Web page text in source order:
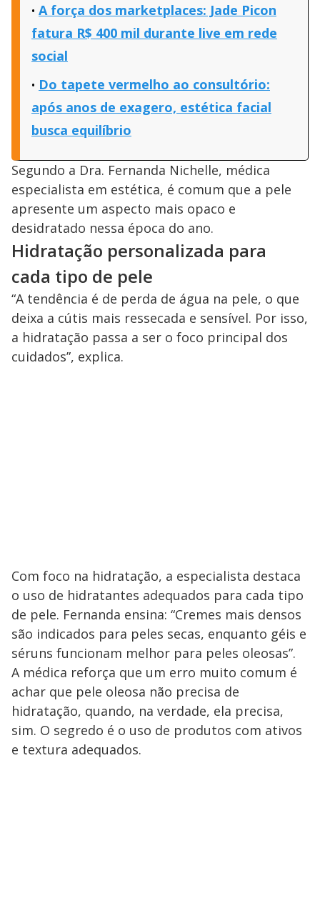
A força dos marketplaces: Jade Picon
fatura R$ 400 mil durante live em rede
social
Do tapete vermelho ao consultório:
após anos de exagero, estética facial
busca equilíbrio
Segundo a Dra. Fernanda Nichelle, médica
especialista em estética, é comum que a pele
apresente um aspecto mais opaco e
desidratado nessa época do ano.
Hidratação personalizada para
cada tipo de pele
“A tendência é de perda de água na pele, o que
deixa a cútis mais ressecada e sensível. Por isso,
a hidratação passa a ser o foco principal dos
cuidados”, explica.
Com foco na hidratação, a especialista destaca
o uso de hidratantes adequados para cada tipo
de pele. Fernanda ensina: “Cremes mais densos
são indicados para peles secas, enquanto géis e
séruns funcionam melhor para peles oleosas”.
A médica reforça que um erro muito comum é
achar que pele oleosa não precisa de
hidratação, quando, na verdade, ela precisa,
sim. O segredo é o uso de produtos com ativos
e textura adequados.